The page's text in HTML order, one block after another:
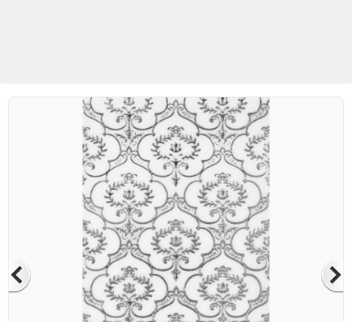
Betaş Cam Mozaik
Betaş Cam Mozik olarak tam zamanlı
meslektaşlar arıyoruz. Özgeçmişlerinizi
gönderdikten sonra tarafımıza bilgi
vermeniz faydalı olacaktır.
Özgeçmişlerinizi yandaki formdan
bizlere ulaştırabilirsiniz. Bizi tercih
ettiğiniz için teşekkür ederiz.